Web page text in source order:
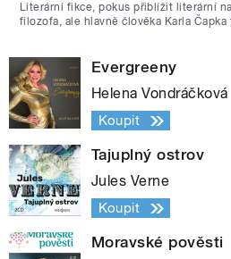
Literární fikce, pokus přiblížit literární
filozofa, ale hlavně člověka Karla
Evergreeny
Helena Vondráčková
Koupit
Tajuplný ostrov
Jules Verne
Koupit
Moravské pověsti